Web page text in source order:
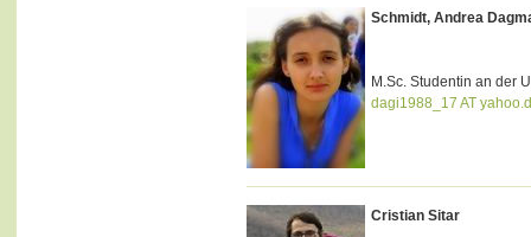
Schmidt, Andrea
M.Sc. Studentin an der
dagi1988_17 AT
Cristian Sitar